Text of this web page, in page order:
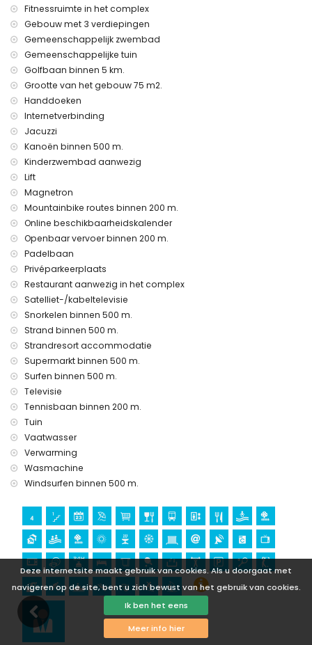
Deze internetsite maakt gebruik van cookies. Als u doorgaat met
navigeren op de site, bent u zich bewust van het gebruik van cookies.
Ik ben het eens
Meer info hier
De accommodatie is zeer geschikt voor gezinnen met
kinderen.
Privéfaciliteiten en -diensten inbegrepen in de huurprijs
internet (WiFi)
stofzuiger en strijkijzer en strijkplank
bedlinnen en handdoeken
24-uurs noodservice
Gemeenschappelijke faciliteiten en diensten inbegrepen in
de huurprijs
Gemeenschappelijke faciliteiten/diensten tegen extra
kosten
fitnessruimte en paddle baan
Vermaak en vrijetijdsactiviteiten voor uw vakantie in Saint
John of the Terreros, Andalusië
promenade (binnen 500 meter van het huis)
waterpark (Agua Vera) (binnen 10 kilometer van het huis)
Terreros, Andalusië
kasteel, ruïne, monument, en historische plaats (binnen 5
kilometer van de accommodatie)
accommodatie)
Sport
tennis, mountainbiken, fietsen, kanoën, duiken, snorkelen,
surfen, en windsurfen (binnen 1000 meter van het
appartement)
golf (Aguilon Golf) (binnen 5 kilometer van het
Fitnessruimte in het complex
Gebouw met 3 verdiepingen
Gemeenschappelijk zwembad
Gemeenschappelijke tuin
Golfbaan binnen 5 km.
Grootte van het gebouw 75 m2.
Handdoeken
Internetverbinding
Jacuzzi
Kanoën binnen 500 m.
Kinderzwembad aanwezig
Lift
Magnetron
Mountainbike routes binnen 200 m.
Online beschikbaarheidskalender
Openbaar vervoer binnen 200 m.
Padelbaan
Privéparkeerplaats
Restaurant aanwezig in het complex
Satelliet-/kabeltelevisie
Snorkelen binnen 500 m.
Strand binnen 500 m.
Strandresort accommodatie
Supermarkt binnen 500 m.
Surfen binnen 500 m.
Televisie
Tennisbaan binnen 200 m.
Tuin
Vaatwasser
Verwarming
Wasmachine
Windsurfen binnen 500 m.